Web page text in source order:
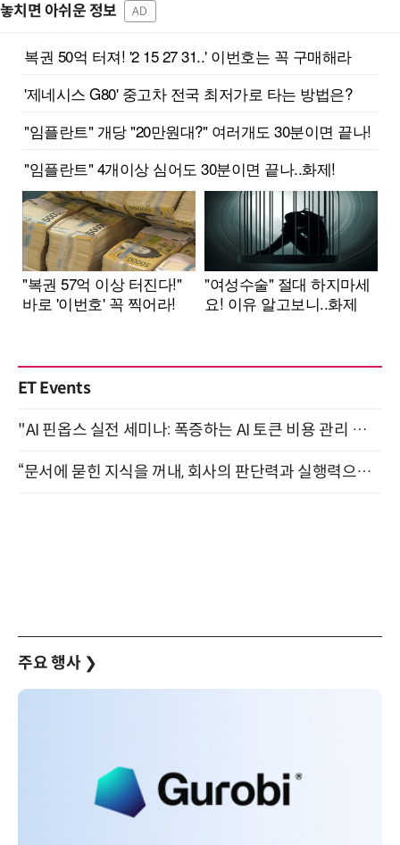
놓치면 아쉬운 정보 AD
ET Events
"AI 핀옵스 실전 세미나: 폭증하는 AI 토큰 비용 관리 전략" 8월 21일 개최
“문서에 묻힌 지식을 꺼내, 회사의 판단력과 실행력으로 바꾸다” (8/20)
주요 행사 ❯